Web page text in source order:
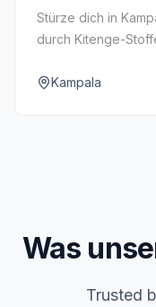
Stürze dich in
durch Kitenge-
Kampala
Was
Trusted